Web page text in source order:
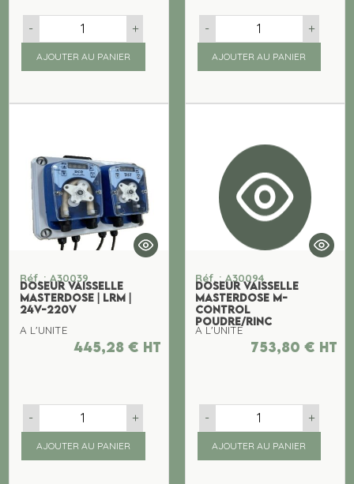
- +
AJOUTER AU PANIER
- +
AJOUTER AU PANIER
Réf. : A30039
DOSEUR VAISSELLE
MASTERDOSE | LRM |
24V-220V
A L'UNITE
445,28 € ht
- +
AJOUTER AU PANIER
Réf. : A30094
DOSEUR VAISSELLE
MASTERDOSE M-
CONTROL
POUDRE/RINC
A L'UNITE
753,80 € ht
- +
AJOUTER AU PANIER